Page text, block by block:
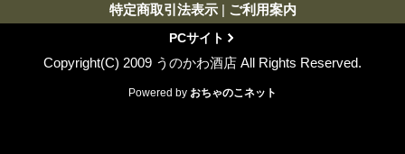
特定商取引法表示 | ご利用案内
PCサイト
Copyright(C) 2009 うのかわ酒店 All Rights Reserved.
Powered by おちゃのこネット